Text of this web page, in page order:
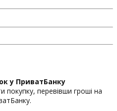
у ПриватБанку
перевівши гроші на